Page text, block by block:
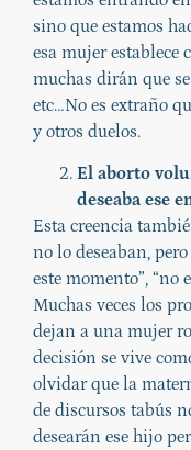
sino que estamos
esa mujer establece
muchas dirán que
etc…No es extraño
y otros duelos.
El aborto
deseaba ese
Esta creencia
no lo deseaban,
este momento”, “no
Muchas veces los
dejan a una mujer
decisión se vive
olvidar que la
de discursos tabús
desearán ese hijo